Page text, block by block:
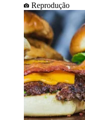
Reprodução